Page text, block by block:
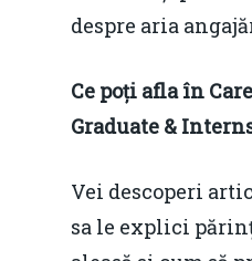
despre aria
Ce poți afla în
Graduate &
Vei descoperi
sa le explici